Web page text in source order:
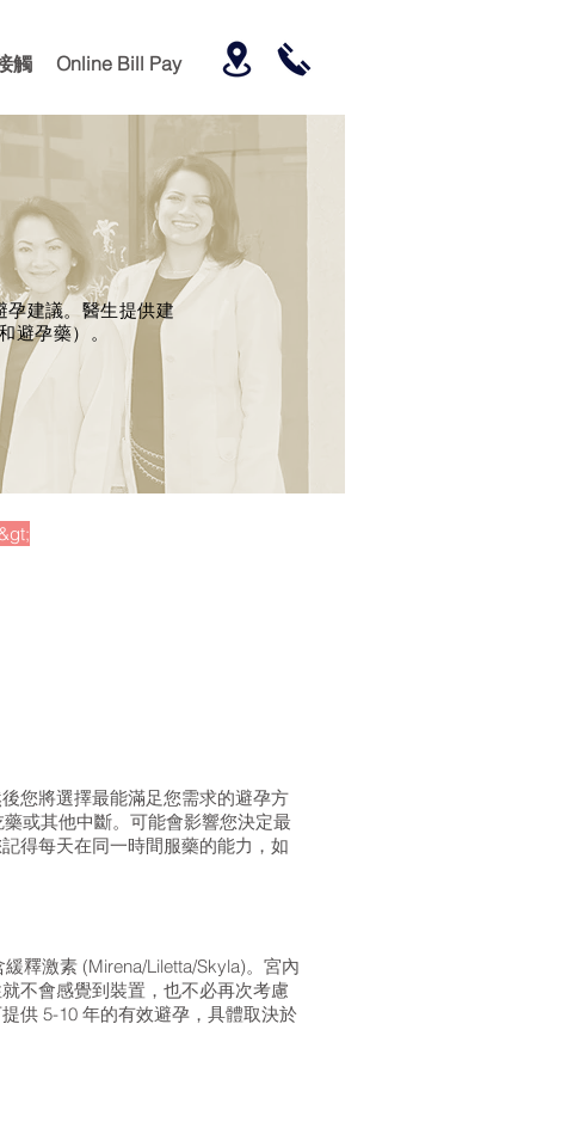
觸 Online Bill Pay
孕建議。醫生提供建
避孕藥）。
您將選擇最能滿足您需求的避孕方
或其他中斷。可能會影響您決定最
得每天在同一時間服藥的能力，如
釋激素 (Mirena/Liletta/Skyla)。宮內
不會感覺到裝置，也不必再次考慮
供 5-10 年的有效避孕，具體取決於